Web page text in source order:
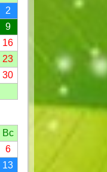
2
9
16
23
30
Вс
6
13